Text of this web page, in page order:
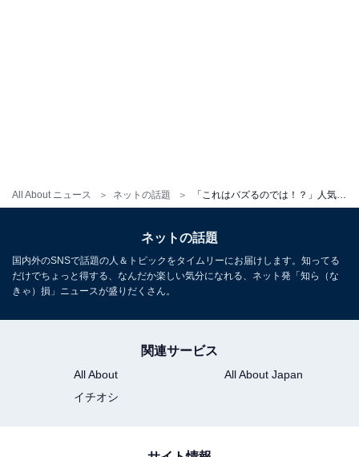
All About ニュース ネットの話題 「これはバズるのでは！？」人気女性YouTuber、“ご報告”に反響「闇から抜けた感やばい」「本当に凄い」
ネットの話題
国内外のSNSで話題の人＆トピックをタイムリーにお届けします。知ってる
だけでちょっと得する、なんだか楽しい気分になれる、ネット発「知ら（な
きゃ）損」ニュースが盛りだくさん。
関連サービス
All About
All About Japan
イチオシ